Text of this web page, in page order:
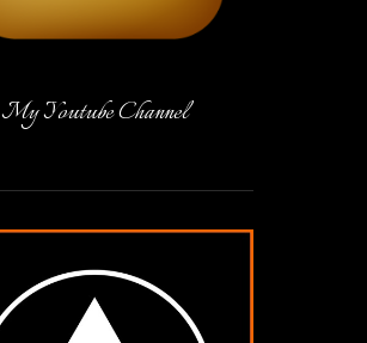
MyYoutube Channel